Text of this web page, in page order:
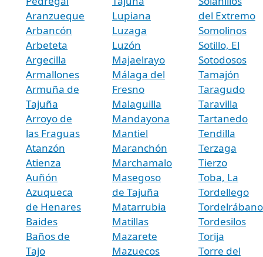
Aranzueque
Arbancón
Arbeteta
Argecilla
Armallones
Armuña de
Tajuña
Arroyo de
las Fraguas
Atanzón
Atienza
Auñón
Azuqueca
de Henares
Baides
Baños de
Tajo
Lupiana
Luzaga
Luzón
Majaelrayo
Málaga del
Fresno
Malaguilla
Mandayona
Mantiel
Maranchón
Marchamalo
Masegoso
de Tajuña
Matarrubia
Matillas
Mazarete
Mazuecos
del Extremo
Somolinos
Sotillo, El
Sotodosos
Tamajón
Taragudo
Taravilla
Tartanedo
Tendilla
Terzaga
Tierzo
Toba, La
Tordellego
Tordelrábano
Tordesilos
Torija
Torre del